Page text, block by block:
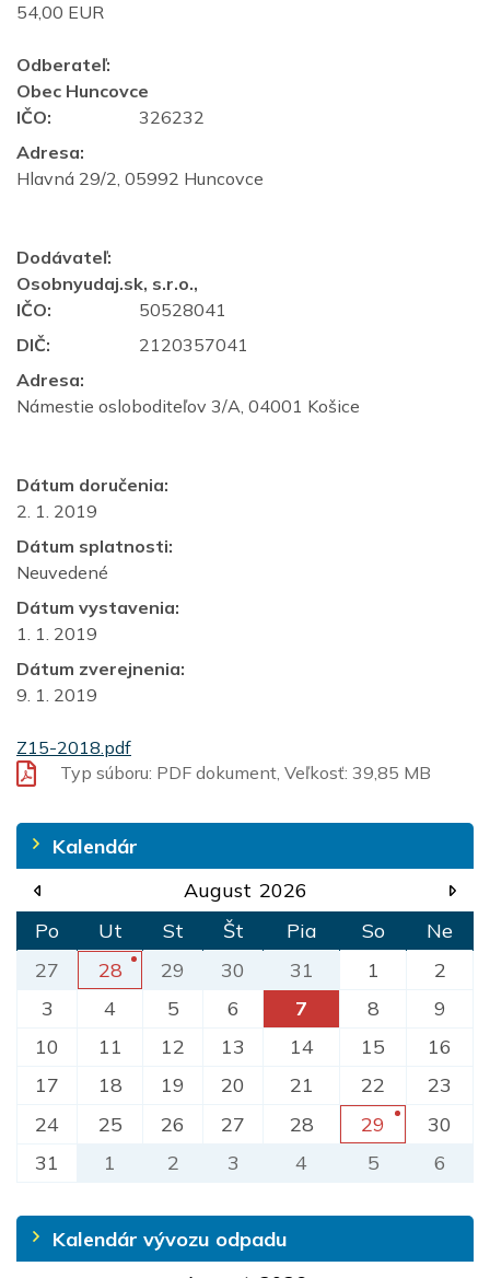
54,00 EUR
Odberateľ:
Obec Huncovce
IČO:
326232
Adresa:
Hlavná 29/2, 05992 Huncovce
Dodávateľ:
Osobnyudaj.sk, s.r.o.,
IČO:
50528041
DIČ:
2120357041
Adresa:
Námestie osloboditeľov 3/A, 04001 Košice
Dátum doručenia:
2. 1. 2019
Dátum splatnosti:
Neuvedené
Dátum vystavenia:
1. 1. 2019
Dátum zverejnenia:
9. 1. 2019
Z15-2018.pdf
Typ súboru: PDF dokument, Veľkosť: 39,85 MB
Kalendár
August 2026
Po
Ut St Št Pia So
Ne
27
28 29 30 31 1
2
3
4 5 6 7 8
9
10
11 12 13 14 15
16
17
18 19 20 21 22
23
24
25 26 27 28 29
30
31
1 2 3 4 5 6
Kalendár vývozu odpadu